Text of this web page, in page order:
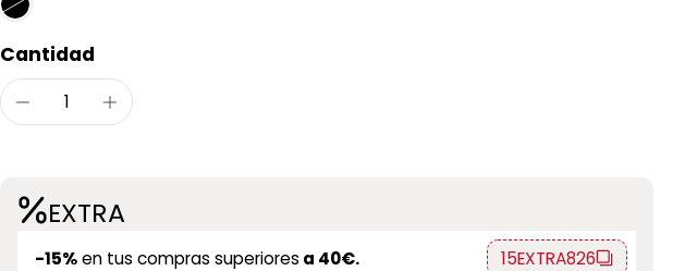
Cantidad
EXTRA
-15%en tus compras superiores a 40€. 15EXTRA826